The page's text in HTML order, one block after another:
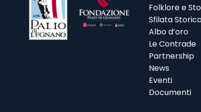
Folklore e
Sfilata
Albo d’oro
Le Contrade
Partnership
News
Eventi
Documenti